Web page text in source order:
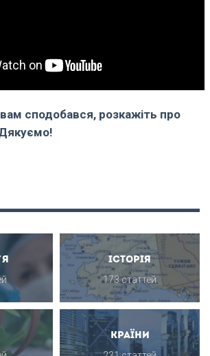
сподобався, розкажіть про
Історія
173 статтей
Країни